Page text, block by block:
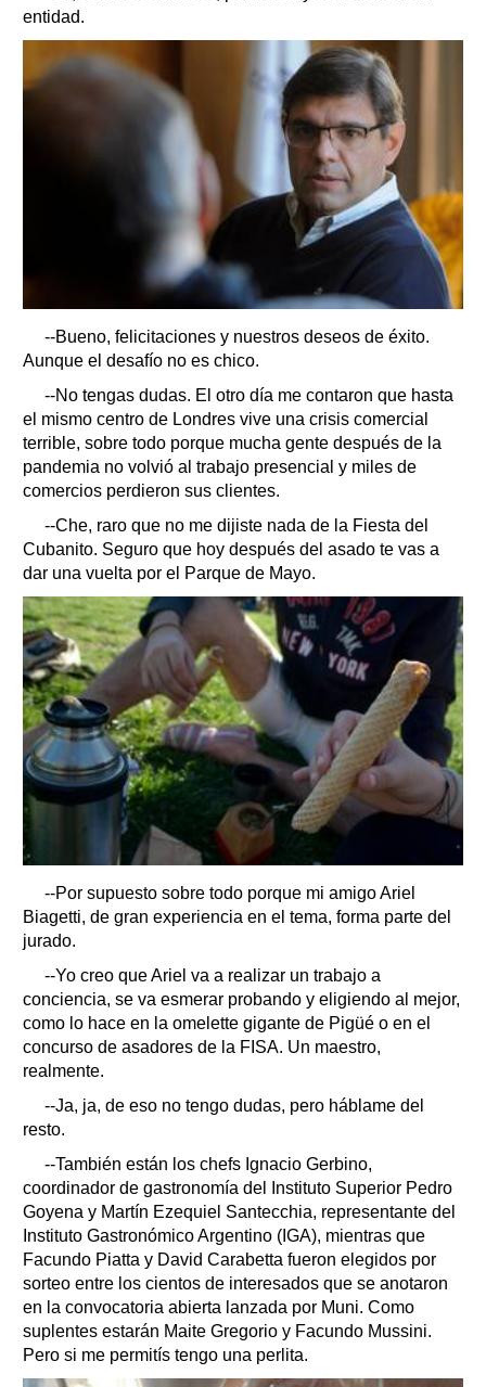
entidad.
--Bueno, felicitaciones y nuestros deseos de éxito.
Aunque el desafío no es chico.
--No tengas dudas. El otro día me contaron que hasta
el mismo centro de Londres vive una crisis comercial
terrible, sobre todo porque mucha gente después de la
pandemia no volvió al trabajo presencial y miles de
comercios perdieron sus clientes.
--Che, raro que no me dijiste nada de la Fiesta del
Cubanito. Seguro que hoy después del asado te vas a
dar una vuelta por el Parque de Mayo.
--Por supuesto sobre todo porque mi amigo Ariel
Biagetti, de gran experiencia en el tema, forma parte del
jurado.
--Yo creo que Ariel va a realizar un trabajo a
conciencia, se va esmerar probando y eligiendo al mejor,
como lo hace en la omelette gigante de Pigüé o en el
concurso de asadores de la FISA. Un maestro,
realmente.
--Ja, ja, de eso no tengo dudas, pero háblame del
resto.
--También están los chefs Ignacio Gerbino,
coordinador de gastronomía del Instituto Superior Pedro
Goyena y Martín Ezequiel Santecchia, representante del
Instituto Gastronómico Argentino (IGA), mientras que
Facundo Piatta y David Carabetta fueron elegidos por
sorteo entre los cientos de interesados que se anotaron
en la convocatoria abierta lanzada por Muni. Como
suplentes estarán Maite Gregorio y Facundo Mussini.
Pero si me permitís tengo una perlita.